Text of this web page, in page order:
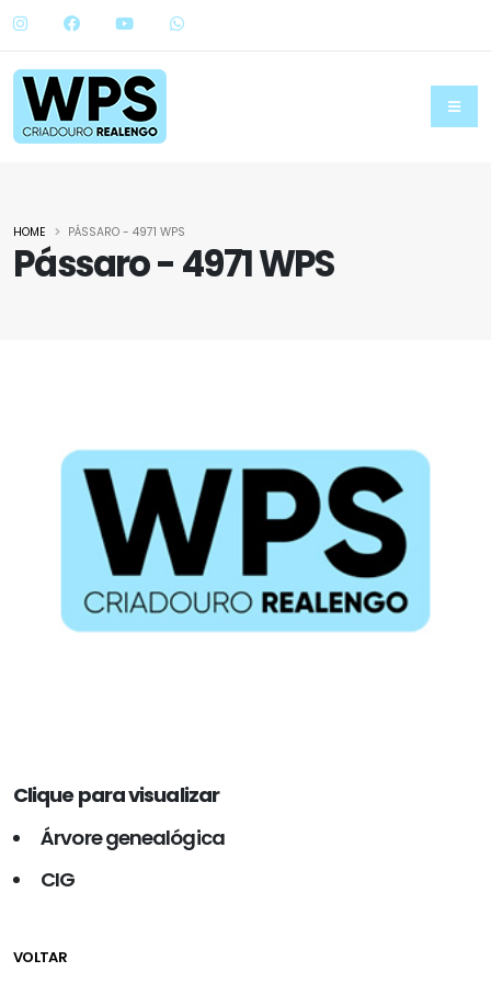
Pássaro - 4971 WPS
HOME PÁSSARO - 4971 WPS
Clique para visualizar
Árvore genealógica
CIG
VOLTAR